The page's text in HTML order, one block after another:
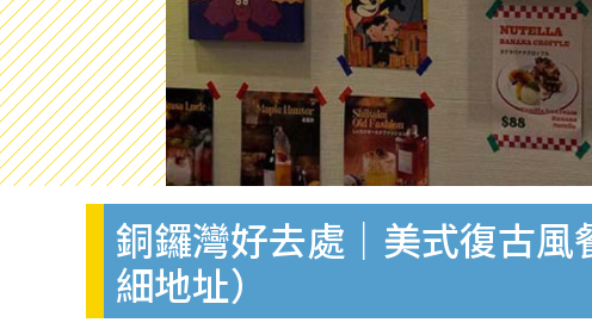
銅鑼灣好去處｜美式復古
細地址）